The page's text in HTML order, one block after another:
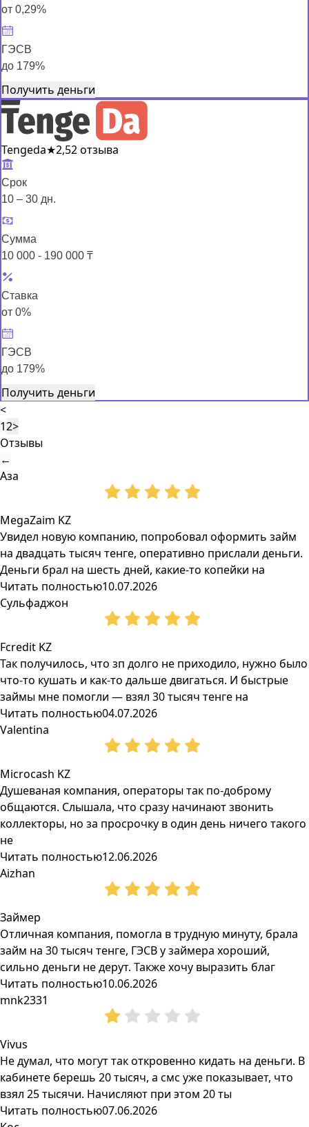
от 0,29%
ГЭСВ
до 179%
Получить деньги
Tengeda★2,52 отзыва
Срок
10 – 30 дн.
Сумма
10 000 - 190 000 ₸
Ставка
от 0%
ГЭСВ
до 179%
Получить деньги
<
12>
Отзывы
←
Аза
MegaZaim KZ
Увидел новую компанию, попробовал оформить займ
на двадцать тысяч тенге, оперативно прислали деньги.
Деньги брал на шесть дней, какие-то копейки на
Читать полностью10.07.2026
Сульфаджон
Fcredit KZ
Так получилось, что зп долго не приходило, нужно было
что-то кушать и как-то дальше двигаться. И быстрые
займы мне помогли — взял 30 тысяч тенге на
Читать полностью04.07.2026
Valentina
Microcash KZ
Душеваная компания, операторы так по-доброму
общаются. Слышала, что сразу начинают звонить
коллекторы, но за просрочку в один день ничего такого
не
Читать полностью12.06.2026
Aizhan
Займер
Отличная компания, помогла в трудную минуту, брала
займ на 30 тысяч тенге, ГЭСВ у займера хороший,
сильно деньги не дерут. Также хочу выразить благ
Читать полностью10.06.2026
mnk2331
Vivus
Не думал, что могут так откровенно кидать на деньги. В
кабинете берешь 20 тысяч, а смс уже показывает, что
взял 25 тысячи. Начисляют при этом 20 ты
Читать полностью07.06.2026